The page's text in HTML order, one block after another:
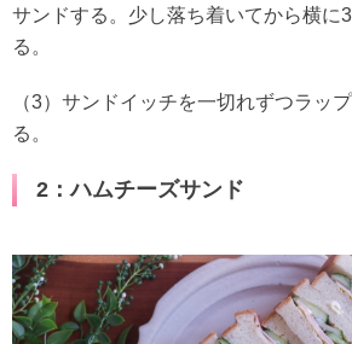
サンドする。少し落ち着いてから横に
る。
（3）サンドイッチを一切れずつラッ
る。
2：ハムチーズサンド